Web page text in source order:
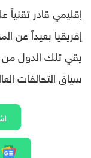
إقليمي قادر
إفريقيا بعيداً عن
يقي تلك الدول
سياق التحالفات